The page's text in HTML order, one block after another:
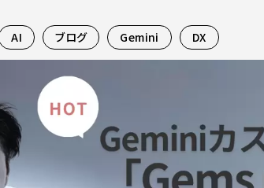
AI ブログ Gemini DX